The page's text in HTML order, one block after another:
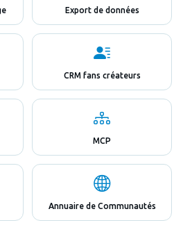
Export de données
CRM fans créateurs
MCP
Annuaire de Communautés